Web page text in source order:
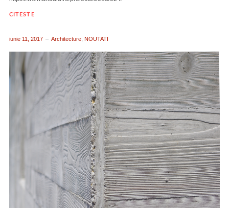
CITESTE
iunie 11, 2017 Architecture, NOUTATI